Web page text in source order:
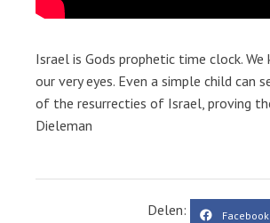
Israel is Gods prophetic time clock.
our very eyes. Even a simple child can
of the resurrecties of Israel, proving
Dieleman
Delen: Facebook